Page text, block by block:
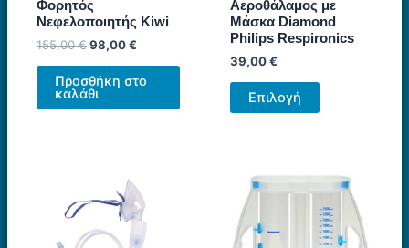
Φορητός
Νεφελοποιητής Kiwi
155,00€Original
was:
155,00 €.
98,00€Η
είναι:
98,00 €.
Προσθήκη στο
καλάθι
Αεροθάλαμος με
Μάσκα Diamond
Philips Respironics
39,00€
Επιλογή
Αυτό
πολλαπλές
παραλλαγές.
Οι
επιλογές